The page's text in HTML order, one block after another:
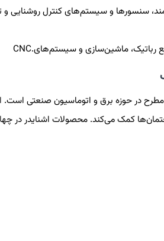
سنسورها و سیستم‌های کنترل روشنایی و
رباتیک، ماشین‌سازی و سیستم‌هایCNC.
مطرح در حوزه برق و اتوماسیون صنعتی است.
کمک می‌کند. محصولات اشنایدر در